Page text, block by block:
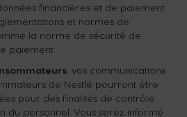
financières et de paiement
et normes de
la norme de sécurité de
paiement.
: vos communications
de Nestlé pourront être
pour des finalités de contrôle
du personnel. Vous serez informé